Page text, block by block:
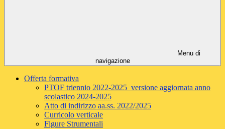
Menu di
navigazione
Offerta formativa
PTOF triennio 2022-2025 versione aggiornata anno
scolastico 2024-2025
Atto di indirizzo aa.ss. 2022/2025
Curricolo verticale
Figure Strumentali